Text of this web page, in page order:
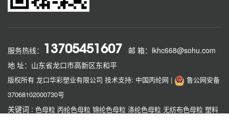
服务热线： 13705451607
邮 箱：lkhc668@sohu.com
地 址：山东省龙口市高新区东和平
版权所有 龙口华彩塑业有限公司 技术支持: 中国丙纶网 |
鲁公网安备
37068102000730号
关键词 : 色母粒 丙纶色母粒 锦纶色母粒 涤纶色母粒 无纺布色母粒 塑料